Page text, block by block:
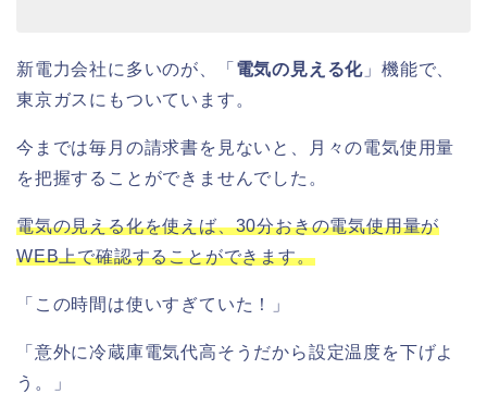
新電力会社に多いのが、「 電気の見える化 」機能で、
東京ガスにもついています。
今までは毎月の請求書を見ないと、月々の電気使用量
を把握することができませんでした。
電気の見える化を使えば、30分おきの電気使用量が
WEB上で確認することができます。
「この時間は使いすぎていた！」
「意外に冷蔵庫電気代高そうだから設定温度を下げよ
う。」